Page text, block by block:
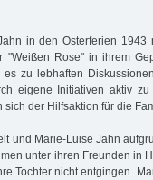
in den Osterferien 1943
Rose" in ihrem
zu lebhaften
eigene Initiativen aktiv zu
der Hilfsaktion für die
und Marie-Luise Jahn
unter ihren Freunden in
Tochter nicht entgingen.